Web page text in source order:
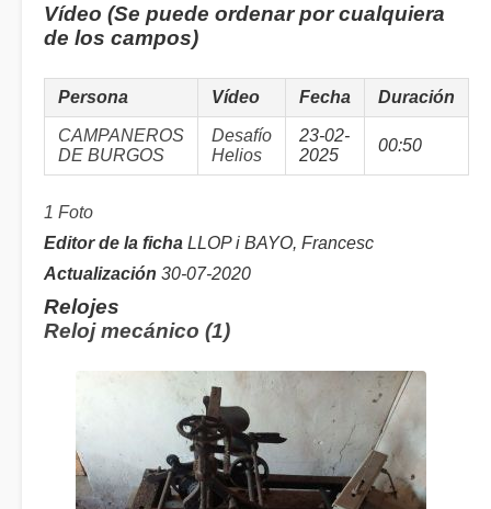
Vídeo (Se puede ordenar por cualquiera
de los campos)
Persona Vídeo Fecha Duración
CAMPANEROS
DE BURGOS
Desafío
Helios
23-02-
2025
00:50
1 Foto
Editor de la ficha LLOP i BAYO, Francesc
Actualización 30-07-2020
Relojes
Reloj mecánico (1)